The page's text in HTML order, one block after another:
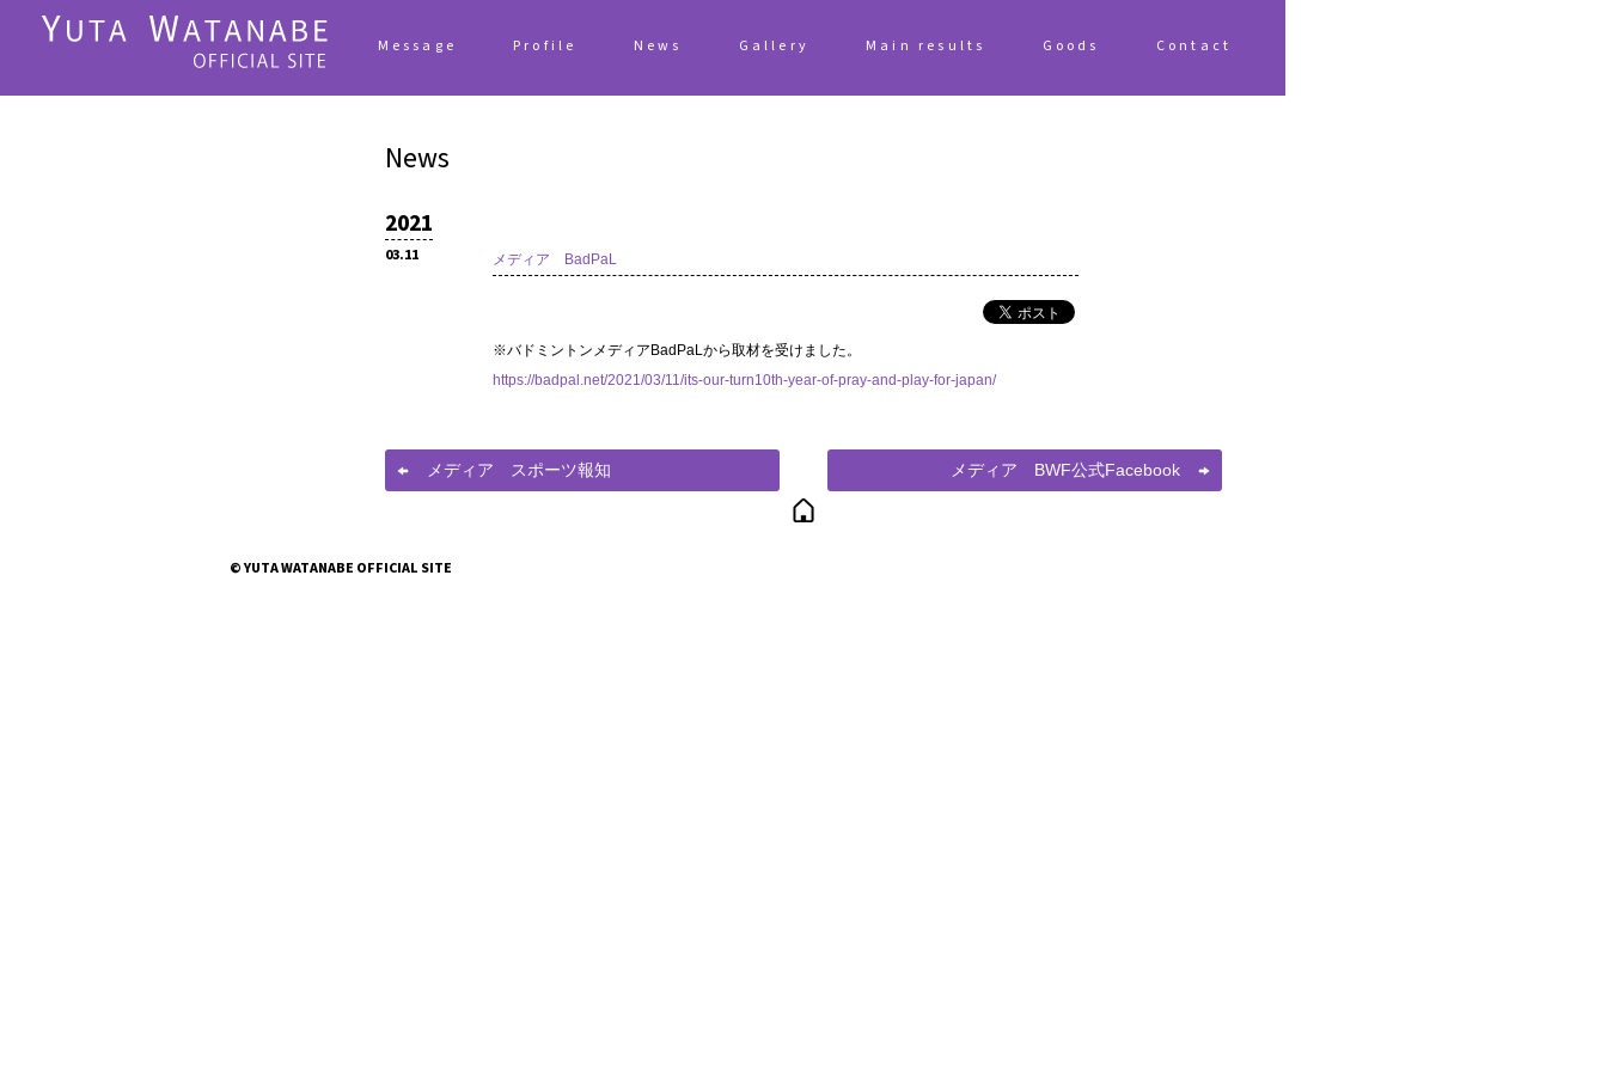
Message Profile News Gallery Main results Goods Contact
News
2021
03.11 メディア BadPaL
※バドミントンメディアBadPaLから取材を受けました。
https://badpal.net/2021/03/11/its-our-turn10th-year-of-pray-and-play-for-japan/
メディア スポーツ報知 メディア BWF公式Facebook
© YUTA WATANABE OFFICIAL SITE